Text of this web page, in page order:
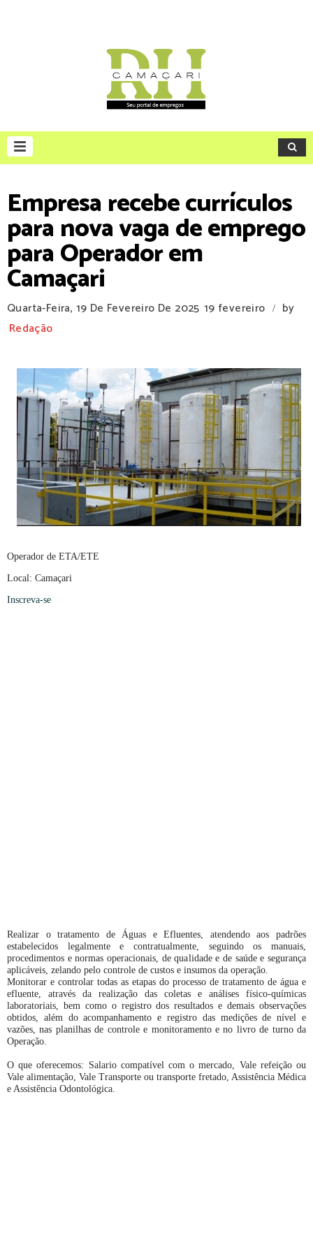
Empresa recebe currículos
para nova vaga de emprego
para Operador em
Camaçari
Quarta-Feira, 19 De Fevereiro De 2025 19 fevereiro /
by
Redação
Operador de ETA/ETE
Local: Camaçari
Inscreva-se
Realizar o tratamento de Águas e Efluentes, atendendo aos padrões
estabelecidos legalmente e contratualmente, seguindo os manuais,
procedimentos e normas operacionais, de qualidade e de saúde e segurança
aplicáveis, zelando pelo controle de custos e insumos da operação.
Monitorar e controlar todas as etapas do processo de tratamento de água e
efluente, através da realização das coletas e análises físico-químicas
laboratoriais, bem como o registro dos resultados e demais observações
obtidos, além do acompanhamento e registro das medições de nível e
vazões, nas planilhas de controle e monitoramento e no livro de turno da
Operação.
O que oferecemos: Salario compatível com o mercado, Vale refeição ou
Vale alimentação, Vale Transporte ou transporte fretado, Assistência Médica
e Assistência Odontológica.